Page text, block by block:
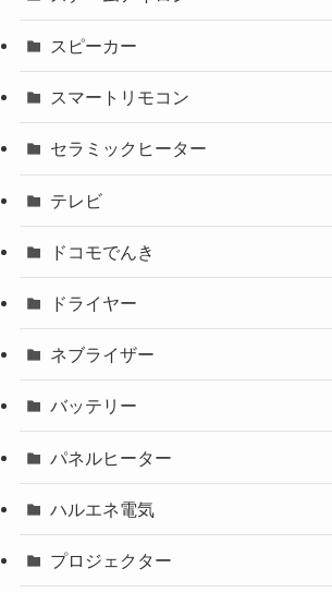
スピーカー
スマートリモコン
セラミックヒーター
テレビ
ドコモでんき
ドライヤー
ネブライザー
バッテリー
パネルヒーター
ハルエネ電気
プロジェクター